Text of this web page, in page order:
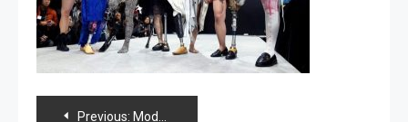
Previous: Modelan con prótesis en evento fotográfico de Yokohama